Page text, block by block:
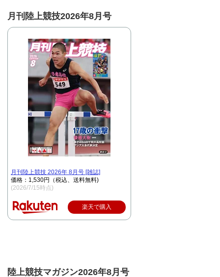
月刊陸上競技2026年8月号
月刊陸上競技 2026年 8月号 [雑誌]
価格：1,530円（税込、送料無料)
(2026/7/15時点)
楽天で購入
陸上競技マガジン2026年8月号